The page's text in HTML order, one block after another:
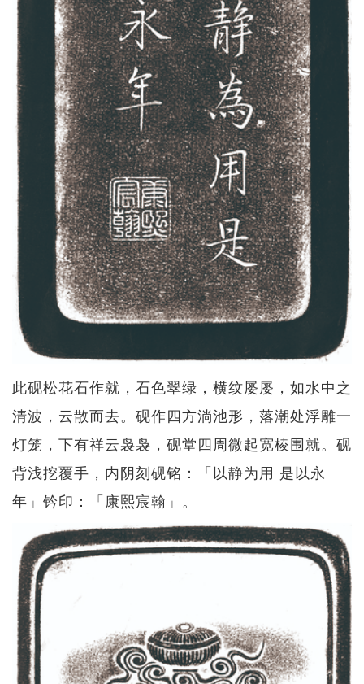
此砚松花石作就，石色翠绿，横纹屡屡，如水中之
清波，云散而去。砚作四方淌池形，落潮处浮雕一
灯笼，下有祥云袅袅，砚堂四周微起宽棱围就。砚
背浅挖覆手，内阴刻砚铭：「以静为用 是以永
年」钤印：「康熙宸翰」。